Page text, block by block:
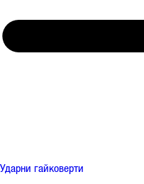
Ударни гайковерти